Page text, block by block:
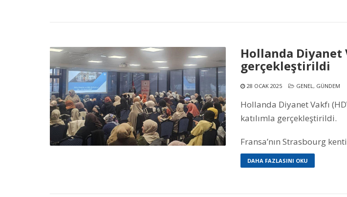
Hollanda Diyanet
gerçekleştirildi
28 OCAK 2025 GENEL , GÜNDEM
Hollanda Diyanet Vakfı
katılımla gerçekleştirildi.
Fransa’nın Strasbourg
DAHA FAZLASINI OKU